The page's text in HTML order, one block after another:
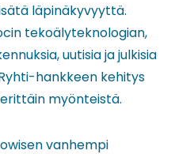
läpinäkyvyyttä.
tekoälyteknologian,
uutisia ja julkisia
hankkeen kehitys
myönteistä.
vanhempi